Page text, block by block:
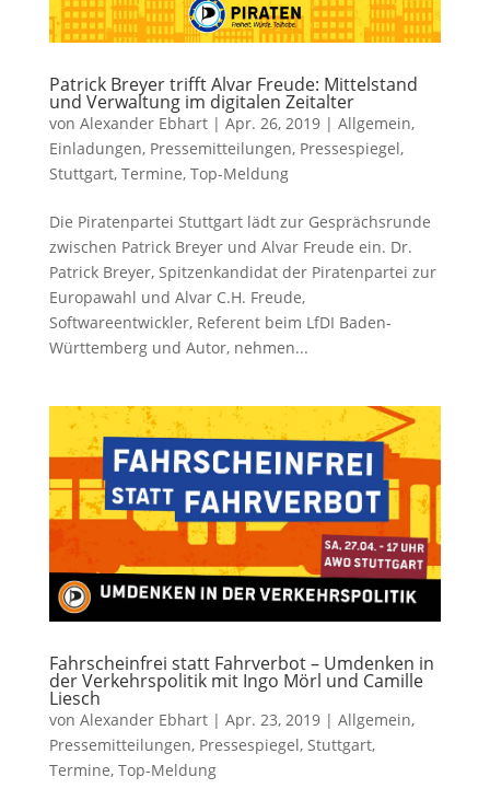
Patrick Breyer trifft Alvar Freude: Mittelstand
und Verwaltung im digitalen Zeitalter
von Alexander Ebhart| Apr. 26, 2019| Allgemein,
Einladungen, Pressemitteilungen, Pressespiegel,
Stuttgart, Termine, Top-Meldung
Die Piratenpartei Stuttgart lädt zur Gesprächsrunde
zwischen Patrick Breyer und Alvar Freude ein. Dr.
Patrick Breyer, Spitzenkandidat der Piratenpartei zur
Europawahl und Alvar C.H. Freude,
Softwareentwickler, Referent beim LfDI Baden-
Württemberg und Autor, nehmen...
Fahrscheinfrei statt Fahrverbot – Umdenken in
der Verkehrspolitik mit Ingo Mörl und Camille
Liesch
von Alexander Ebhart| Apr. 23, 2019| Allgemein,
Pressemitteilungen, Pressespiegel, Stuttgart,
Termine, Top-Meldung